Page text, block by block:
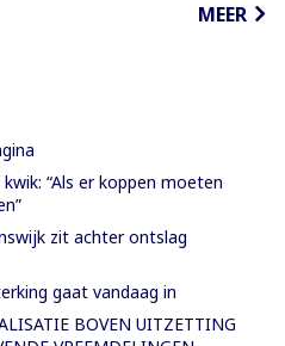
MEER
“Als er koppen moeten
zit achter ontslag
gaat vandaag in
BOVEN UITZETTING